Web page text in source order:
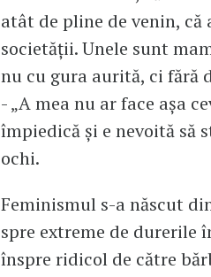
atât de pline de venin,
societăţii. Unele sunt
nu cu gura aurită, ci fără
- „A mea nu ar face aşa
împiedică şi e nevoită să
ochi.
Feminismul s-a născut
spre extreme de durerile
înspre ridicol de către